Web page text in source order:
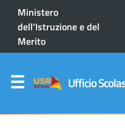
Ministero
dell'Istruzione e del
Merito
Ufficio